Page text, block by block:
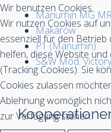
Manurhin MG
Makarow
P1 (Manurhin)
S&W Mod. Victory
Wir benutzen Cookies
Wir nutzen Cookies auf
essenziell für den
helfen, diese Website
(Tracking Cookies). Sie
Cookies zulassen
Ablehnung womöglich
zur Verfügung stehen.